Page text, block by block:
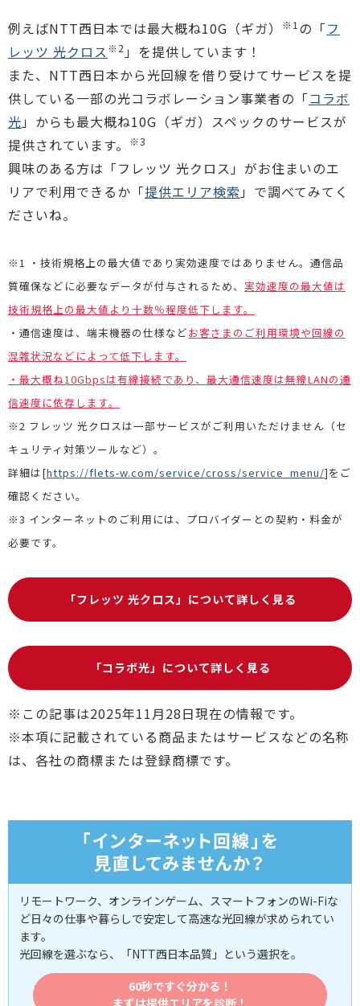
例えばNTT西日本では最大概ね10G（ギガ） ※1 の「フ
レッツ 光クロス※2 」を提供しています！
また、NTT西日本から光回線を借り受けてサービスを提
供している一部の光コラボレーション事業者の「コラボ
光 」からも最大概ね10G（ギガ）スペックのサービスが
提供されています。
※3
興味のある方は「フレッツ 光クロス」がお住まいのエ
リアで利用できるか「提供エリア検索 」で調べてみてく
ださいね。
※1 ・技術規格上の最大値であり実効速度ではありません。通信品
質確保などに必要なデータが付与されるため、 実効速度の最大値は
技術規格上の最大値より十数％程度低下します。
・通信速度は、端末機器の仕様などお客さまのご利用環境や回線の
混雑状況などによって低下します。
・最大概ね10Gbpsは有線接続であり、最大通信速度は無線LANの通
信速度に依存します。
※2 フレッツ 光クロスは一部サービスがご利用いただけません（セ
キュリティ対策ツールなど）。
詳細は[https://flets-w.com/service/cross/service_menu/]をご
確認ください。
※3 インターネットのご利用には、プロバイダーとの契約・料金が
必要です。
「フレッツ 光クロス」について詳しく見る
「コラボ光」について詳しく見る
※この記事は2025年11月28日現在の情報です。
※本項に記載されている商品またはサービスなどの名称
は、各社の商標または登録商標です。
リモートワーク、オンラインゲーム、スマートフォンのWi-Fiな
ど日々の仕事や暮らしで安定して高速な光回線が求められてい
ます。
光回線を選ぶなら、「NTT西日本品質」という選択を。
60秒ですぐ分かる！